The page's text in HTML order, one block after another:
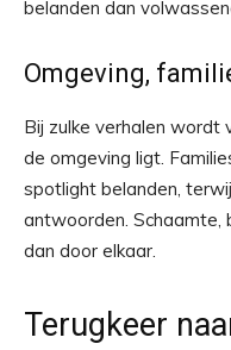
belanden dan
Omgeving,
Bij zulke verhalen wordt
de omgeving ligt.
spotlight belanden,
antwoorden. Schaamte,
dan door elkaar.
Terugkeer